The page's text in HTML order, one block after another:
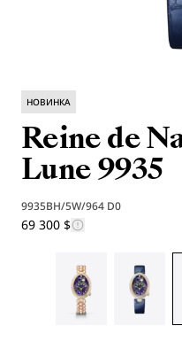
НОВИНКА
Reine de
Lune 9935
9935BH/5W/964 D0
69 300 $